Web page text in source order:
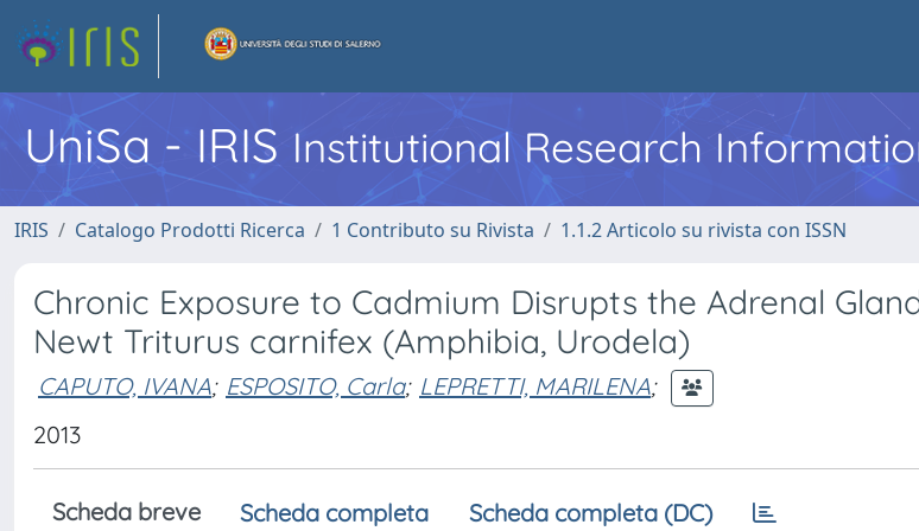
UniSa - IRIS Institutional Research
IRIS Catalogo Prodotti Ricerca 1 Contributo su Rivista 1.1.2 Articolo su rivista con ISSN
Chronic Exposure to Cadmium Disrupts the Adrenal
Newt Triturus carnifex (Amphibia, Urodela)
CAPUTO, IVANA; ESPOSITO, Carla; LEPRETTI, MARILENA;
2013
Scheda breve Scheda completa Scheda completa (DC)